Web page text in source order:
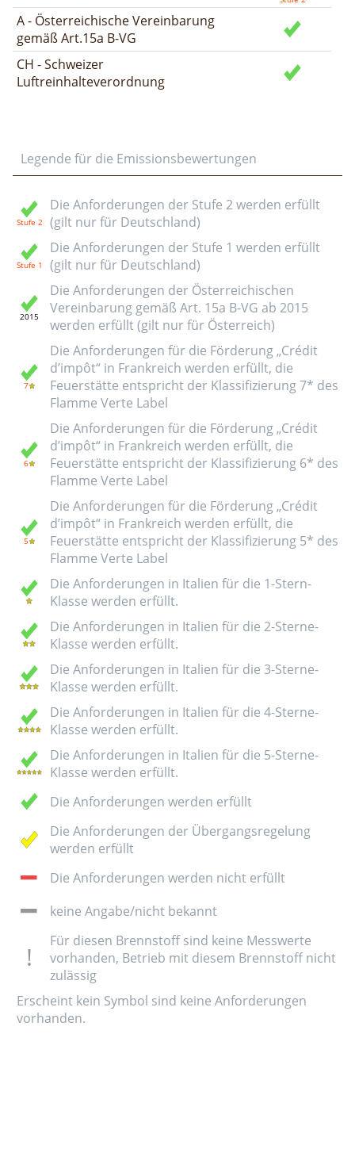
A - Österreichische Vereinbarung
gemäß Art.15a B-VG
CH - Schweizer
Luftreinhalteverordnung
Legende für die Emissionsbewertungen
Die Anforderungen der Stufe 2 werden erfüllt
(gilt nur für Deutschland)
Die Anforderungen der Stufe 1 werden erfüllt
(gilt nur für Deutschland)
Die Anforderungen der Österreichischen
Vereinbarung gemäß Art. 15a B-VG ab 2015
werden erfüllt (gilt nur für Österreich)
Die Anforderungen für die Förderung „Crédit
d’impôt“ in Frankreich werden erfüllt, die
Feuerstätte entspricht der Klassifizierung 7* des
Flamme Verte Label
Die Anforderungen für die Förderung „Crédit
d’impôt“ in Frankreich werden erfüllt, die
Feuerstätte entspricht der Klassifizierung 6* des
Flamme Verte Label
Die Anforderungen für die Förderung „Crédit
d’impôt“ in Frankreich werden erfüllt, die
Feuerstätte entspricht der Klassifizierung 5* des
Flamme Verte Label
Die Anforderungen in Italien für die 1-Stern-
Klasse werden erfüllt.
Die Anforderungen in Italien für die 2-Sterne-
Klasse werden erfüllt.
Die Anforderungen in Italien für die 3-Sterne-
Klasse werden erfüllt.
Die Anforderungen in Italien für die 4-Sterne-
Klasse werden erfüllt.
Die Anforderungen in Italien für die 5-Sterne-
Klasse werden erfüllt.
Die Anforderungen werden erfüllt
Die Anforderungen der Übergangsregelung
werden erfüllt
Die Anforderungen werden nicht erfüllt
keine Angabe/nicht bekannt
Für diesen Brennstoff sind keine Messwerte
vorhanden, Betrieb mit diesem Brennstoff nicht
zulässig
Erscheint kein Symbol sind keine Anforderungen
vorhanden.